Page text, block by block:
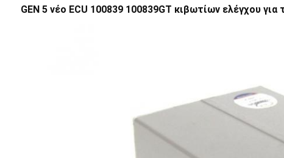
GEN 5 νέο ECU 100839 100839GT κιβωτίων ελέγχου